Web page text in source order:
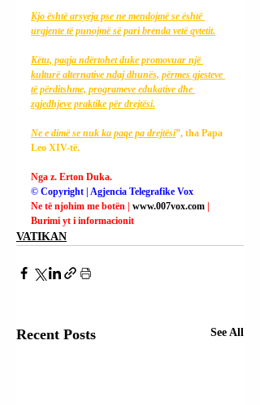
Kjo është arsyeja pse ne mendojmë se është
urgjente të punojmë së pari brenda vetë qytetit.
Këtu, paqja ndërtohet duke promovuar një
kulturë alternative ndaj dhunës, përmes gjesteve
të përditshme, programeve edukative dhe
zgjedhjeve praktike për drejtësi.
Ne e dimë se nuk ka paqe pa drejtësi”, tha Papa
Leo XIV-të.
Nga z. Erton Duka.
© Copyright | Agjencia Telegrafike Vox
Ne të njohim me botën | www.007vox.com
Burimi yt i informacionit
VATIKAN
Recent Posts See All